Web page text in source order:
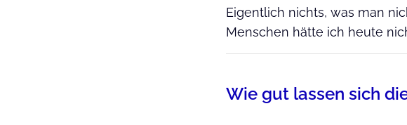
Eigentlich nichts, was man
Menschen hätte ich heute
Wie gut lassen sich